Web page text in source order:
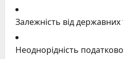
Залежність від
Неоднорідність